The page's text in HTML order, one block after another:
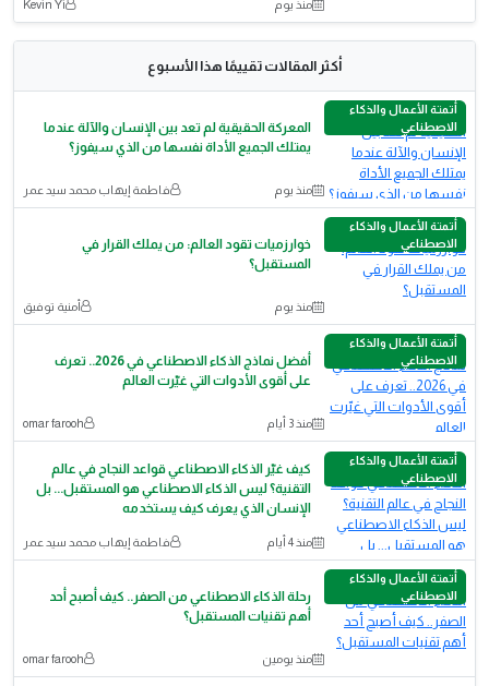
منذ يوم Kevin Yi
أكثر المقالات تقييمًا هذا الأسبوع
أتمتة الأعمال والذكاء
الاصطناعي
المعركة الحقيقية لم تعد بين الإنسان والآلة عندما
يمتلك الجميع الأداة نفسها من الذي سيفوز؟
منذ يوم فاطمة إيهاب محمد سيد عمر
أتمتة الأعمال والذكاء
الاصطناعي
خوارزميات تقود العالم: من يملك القرار في
المستقبل؟
منذ يوم أمنية توفيق
أتمتة الأعمال والذكاء
الاصطناعي
أفضل نماذج الذكاء الاصطناعي في 2026.. تعرف
على أقوى الأدوات التي غيّرت العالم
منذ 3 أيام omar farooh
أتمتة الأعمال والذكاء
الاصطناعي
كيف غيّر الذكاء الاصطناعي قواعد النجاح في عالم
التقنية؟ ليس الذكاء الاصطناعي هو المستقبل... بل
الإنسان الذي يعرف كيف يستخدمه
منذ 4 أيام فاطمة إيهاب محمد سيد عمر
أتمتة الأعمال والذكاء
الاصطناعي
رحلة الذكاء الاصطناعي من الصفر.. كيف أصبح أحد
أهم تقنيات المستقبل؟
منذ يومين omar farooh